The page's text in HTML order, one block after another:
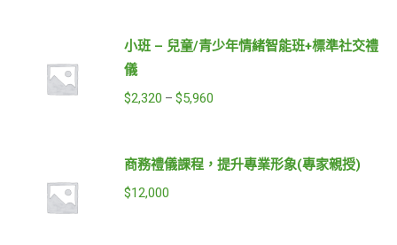
小班 – 兒童/青少年情緒智能班+標準社交禮
儀
$2,320 – $5,960
商務禮儀課程，提升專業形象(專家親授)
$12,000